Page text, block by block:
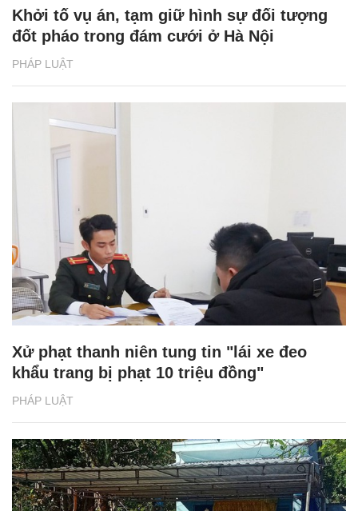
PHÁP LUẬT
Khởi tố vụ án, tạm giữ hình sự đối tượng
đốt pháo trong đám cưới ở Hà Nội
PHÁP LUẬT
Xử phạt thanh niên tung tin "lái xe đeo
khẩu trang bị phạt 10 triệu đồng"